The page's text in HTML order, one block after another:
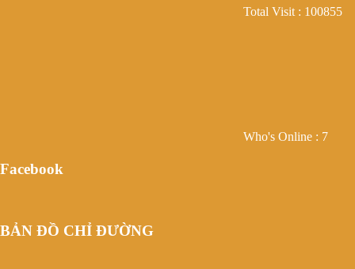
Total Visit : 100855
Who's Online : 7
Facebook
BẢN ĐỒ CHỈ ĐƯỜNG